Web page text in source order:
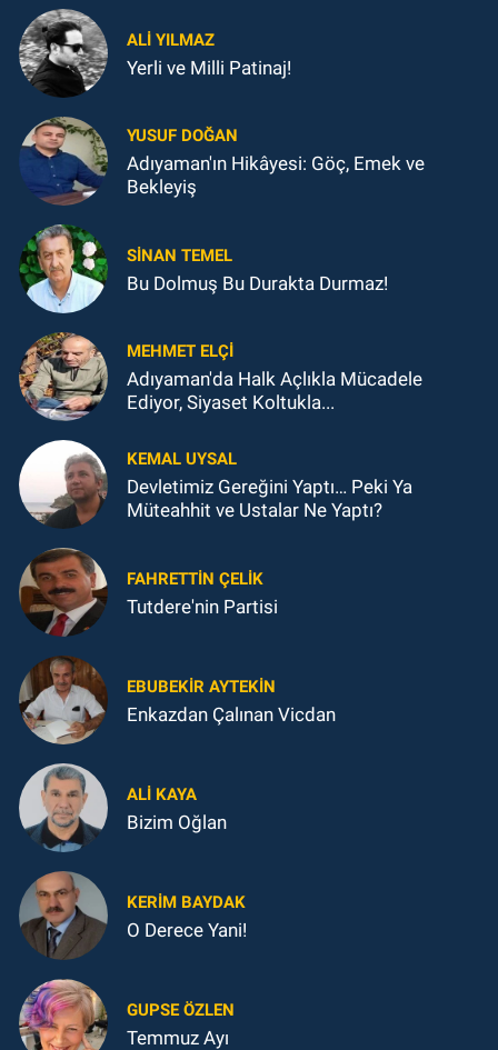
ALI YILMAZ
Yerli ve Milli Patinaj!
YUSUF DOĞAN
Adıyaman'ın Hikâyesi: Göç, Emek ve
Bekleyiş
SINAN TEMEL
Bu Dolmuş Bu Durakta Durmaz!
MEHMET ELÇI
Adıyaman'da Halk Açlıkla Mücadele
Ediyor, Siyaset Koltukla...
KEMAL UYSAL
Devletimiz Gereğini Yaptı… Peki Ya
Müteahhit ve Ustalar Ne Yaptı?
FAHRETTIN ÇELİK
Tutdere'nin Partisi
EBUBEKIR AYTEKIN
Enkazdan Çalınan Vicdan
ALI KAYA
Bizim Oğlan
KERIM BAYDAK
O Derece Yani!
GUPSE ÖZLEN
Temmuz Ayı